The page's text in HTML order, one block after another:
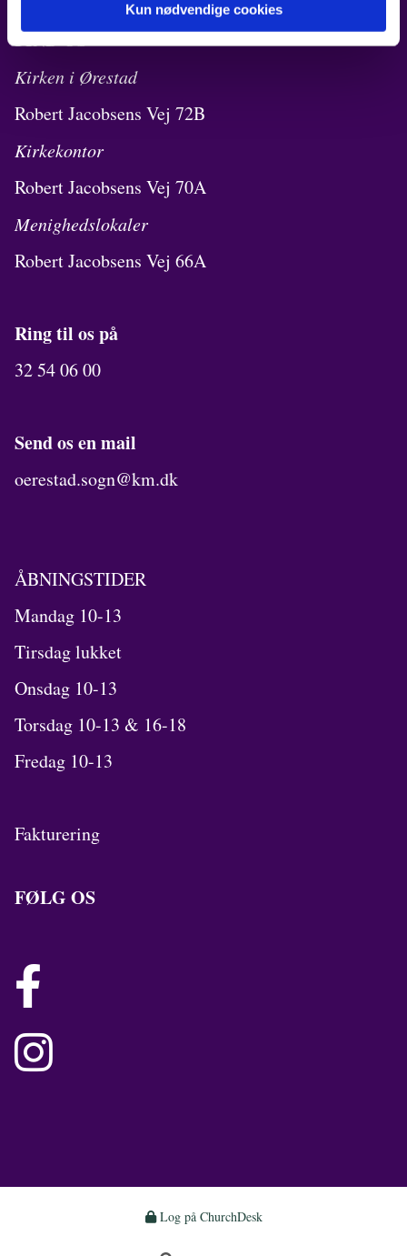
Kun nødvendige cookies
FIND OS
Kirken i Ørestad
Robert Jacobsens Vej 72B
Kirkekontor
Robert Jacobsens Vej 70A
Menighedslokaler
Robert Jacobsens Vej 66A
Ring til os på
32 54 06 00
Send os en mail
oerestad.sogn@km.dk
ÅBNINGSTIDER
Mandag 10-13
Tirsdag lukket
Onsdag 10-13
Torsdag 10-13 & 16-18
Fredag 10-13
Fakturering
FØLG OS


Log på ChurchDesk